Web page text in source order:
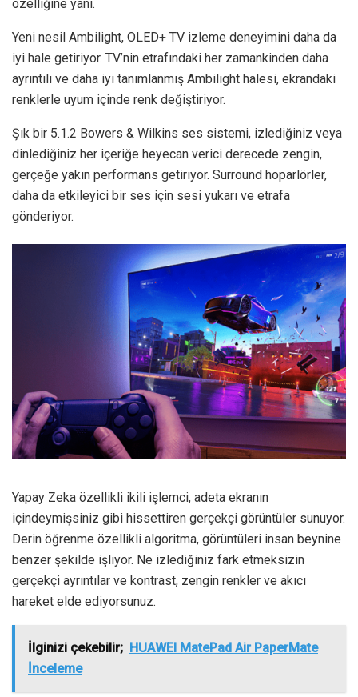
özelliğine yani.
Yeni nesil Ambilight, OLED+ TV izleme deneyimini daha da
iyi hale getiriyor. TV’nin etrafındaki her zamankinden daha
ayrıntılı ve daha iyi tanımlanmış Ambilight halesi, ekrandaki
renklerle uyum içinde renk değiştiriyor.
Şık bir 5.1.2 Bowers & Wilkins ses sistemi, izlediğiniz veya
dinlediğiniz her içeriğe heyecan verici derecede zengin,
gerçeğe yakın performans getiriyor. Surround hoparlörler,
daha da etkileyici bir ses için sesi yukarı ve etrafa
gönderiyor.
Yapay Zeka özellikli ikili işlemci, adeta ekranın
içindeymişsiniz gibi hissettiren gerçekçi görüntüler sunuyor.
Derin öğrenme özellikli algoritma, görüntüleri insan beynine
benzer şekilde işliyor. Ne izlediğiniz fark etmeksizin
gerçekçi ayrıntılar ve kontrast, zengin renkler ve akıcı
hareket elde ediyorsunuz.
İlginizi çekebilir; HUAWEI MatePad Air PaperMate
İnceleme